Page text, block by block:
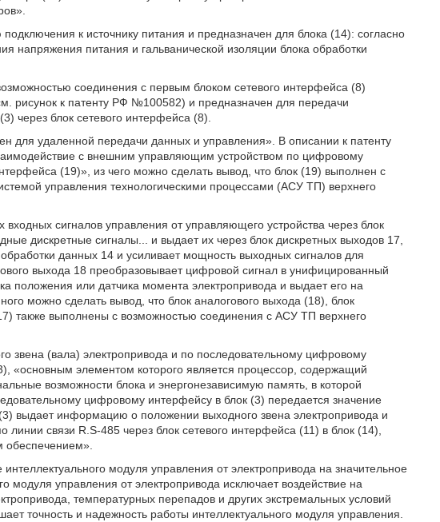
к источнику питания и предназначен для блока (14): согласно
питания и гальванической изоляции блока обработки
соединения с первым блоком сетевого интерфейса (8)
рисунок к патенту РФ №100582) и предназначен для передачи
через блок сетевого интерфейса (8).
для удаленной передачи данных и управления». В описании к патенту
с внешним управляющим устройством по цифровому
(19)», из чего можно сделать вывод, что блок (19) выполнен с
управления технологическими процессами (АСУ ТП) верхнего
сигналов управления от управляющего устройства через блок
дискретные сигналы... и выдает их через блок дискретных выходов 17,
данных 14 и усиливает мощность выходных сигналов для
выхода 18 преобразовывает цифровой сигнал в унифицированный
положения или датчика момента электропривода и выдает его на
можно сделать вывод, что блок аналогового выхода (18), блок
также выполнены с возможностью соединения с АСУ ТП верхнего
звена (вала) электропривода и по последовательному цифровому
«основным элементом которого является процессор, содержащий
возможности блока и энергонезависимую память, в которой
цифровому интерфейсу в блок (3) передается значение
выдает информацию о положении выходного звена электропривода и
связи R.S-485 через блок сетевого интерфейса (11) в блок (14),
модуля управления от электропривода на значительное
модуля управления от электропривода исключает воздействие на
температурных перепадов и других экстремальных условий
точность и надежность работы интеллектуального модуля управления.